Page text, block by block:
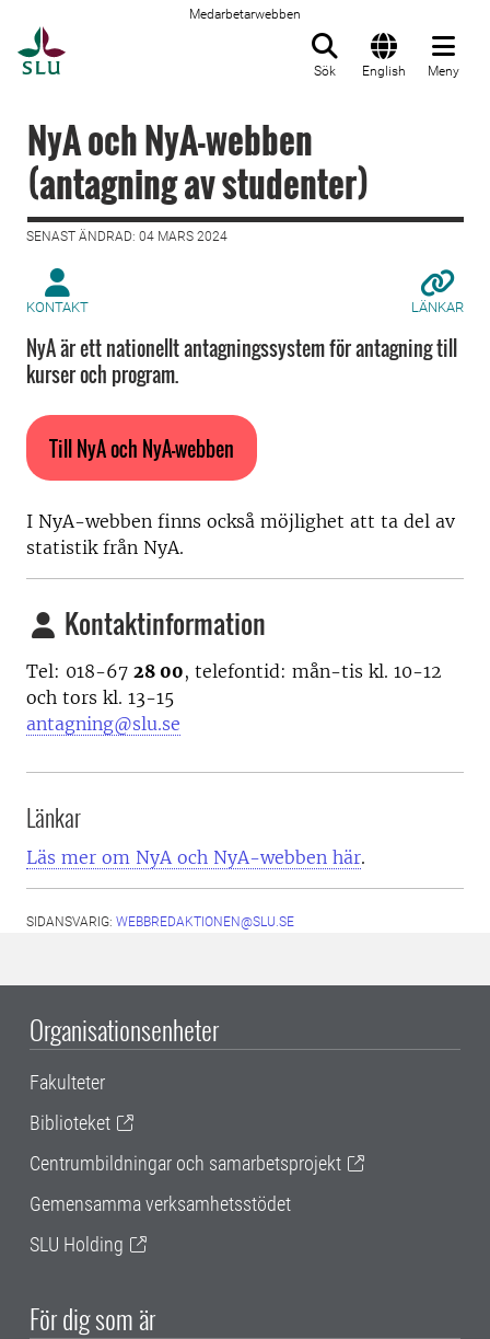
Medarbetarwebben
Sök English Meny
NyA och NyA-webben
(antagning av studenter)
SENAST ÄNDRAD: 04 MARS 2024
KONTAKT LÄNKAR
NyA är ett nationellt antagningssystem för antagning till
kurser och program.
Till NyA och NyA-webben
I NyA-webben finns också möjlighet att ta del av
statistik från NyA.
Kontaktinformation
Tel: 018-67 28 00, telefontid: mån-tis kl. 10-12
och tors kl. 13-15
antagning@slu.se
Länkar
Läs mer om NyA och NyA-webben här.
SIDANSVARIG: WEBBREDAKTIONEN@SLU.SE
Organisationsenheter
Fakulteter
Biblioteket
Centrumbildningar och samarbetsprojekt
Gemensamma verksamhetsstödet
SLU Holding
För dig som är